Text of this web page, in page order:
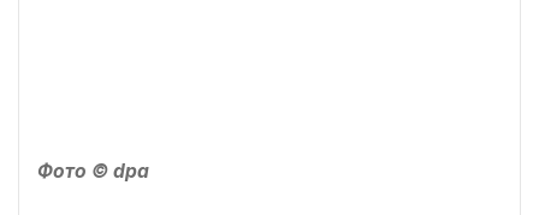
Фото © dpa